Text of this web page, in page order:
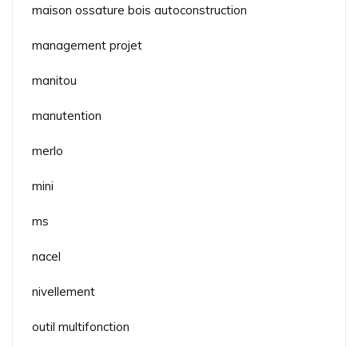
maison ossature bois autoconstruction
management projet
manitou
manutention
merlo
mini
ms
nacel
nivellement
outil multifonction